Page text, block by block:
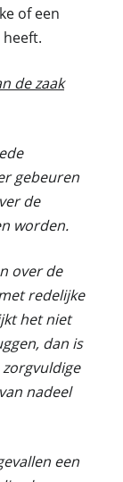
of een
de zaak
gebeuren
de
worden.
over de
redelijke
het niet
dan is
nadeel
een